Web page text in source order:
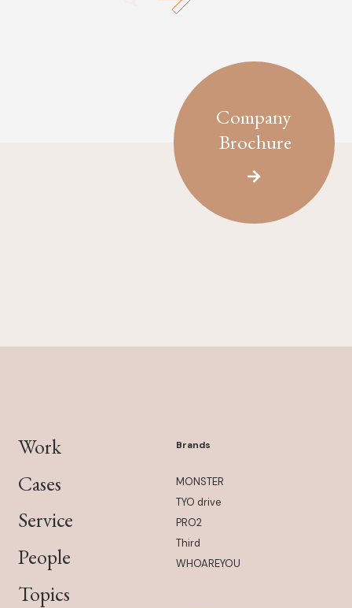
Company
Brochure
Work
Cases
Service
People
Topics
Brands
MONSTER
TYO drive
PRO2
Third
WHOAREYOU